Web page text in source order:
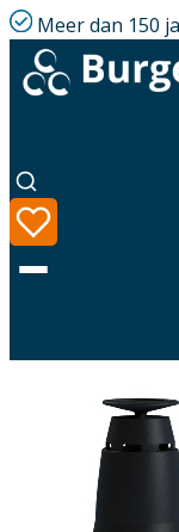
Meer dan 150
Assortiment
Oplossingen